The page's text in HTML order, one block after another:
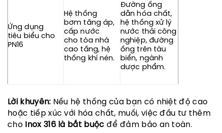
Ứng dụng
tiêu biểu cho
PN16
Hệ thống
bơm tăng áp,
cấp nước
cho tòa nhà
cao tầng, hệ
thống khí nén.
Đường ống
dẫn hóa chất,
hệ thống xử lý
nước thải công
nghiệp, đường
ống trên tàu
biển, ngành
dược phẩm.
Lời khuyên: Nếu hệ thống của bạn có nhiệt độ cao
hoặc tiếp xúc với hóa chất, muối, việc đầu tư thêm
cho Inox 316 là bắt buộc để đảm bảo an toàn.